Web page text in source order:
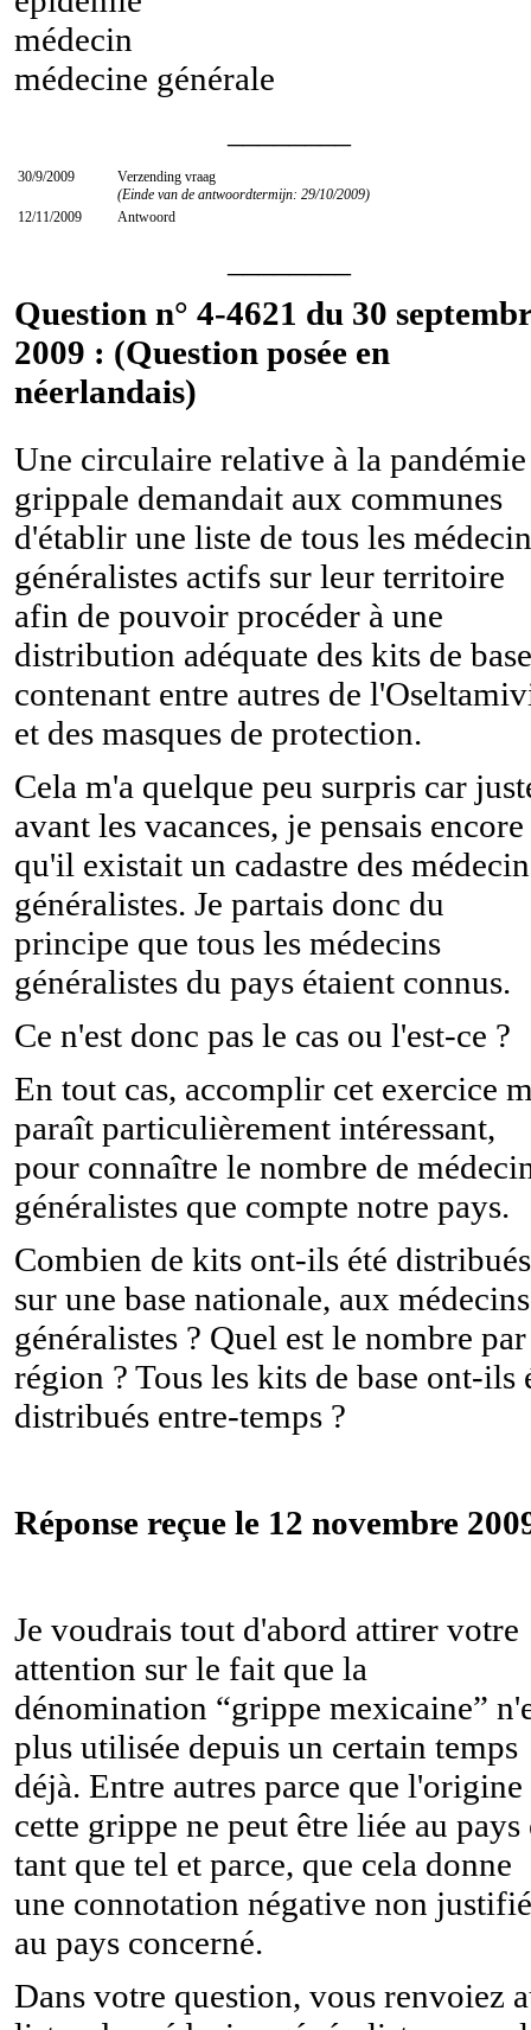
médecin
médecine générale
30/9/2009
Verzending vraag
(Einde van de antwoordtermijn: 29/10/2009)
12/11/2009
Antwoord
Question n° 4-4621 du 30
2009 : (Question posée en
néerlandais)
Une circulaire relative à la pandémie
grippale demandait aux communes
d'établir une liste de tous les
généralistes actifs sur leur territoire
afin de pouvoir procéder à une
distribution adéquate des kits de base
contenant entre autres de
et des masques de protection.
Cela m'a quelque peu surpris car
avant les vacances, je pensais encore
qu'il existait un cadastre des
généralistes. Je partais donc du
principe que tous les médecins
généralistes du pays étaient connus.
Ce n'est donc pas le cas ou l'est-ce ?
En tout cas, accomplir cet exercice
paraît particulièrement intéressant,
pour connaître le nombre de
généralistes que compte notre pays.
Combien de kits ont-ils été
sur une base nationale, aux médecins
généralistes ? Quel est le nombre par
région ? Tous les kits de base ont-ils
distribués entre-temps ?
Réponse reçue le 12 novembre
Je voudrais tout d'abord attirer votre
attention sur le fait que la
dénomination “grippe mexicaine”
plus utilisée depuis un certain temps
déjà. Entre autres parce que l'origine
cette grippe ne peut être liée au pays
tant que tel et parce, que cela donne
une connotation négative non
au pays concerné.
Dans votre question, vous renvoiez